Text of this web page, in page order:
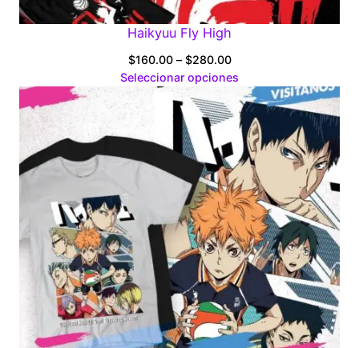
Haikyuu Fly High
$160.00 – $280.00Price
range:
$160.00
through
$280.00
Seleccionar opciones